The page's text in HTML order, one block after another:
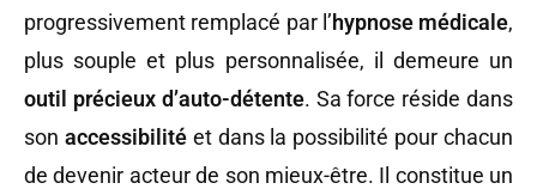
progressivement remplacé par l’hypnose médicale,
plus souple et plus personnalisée, il demeure un
outil précieux d’auto-détente. Sa force réside dans
son accessibilitéet dans la possibilité pour chacun
de devenir acteur de son mieux-être. Il constitue un